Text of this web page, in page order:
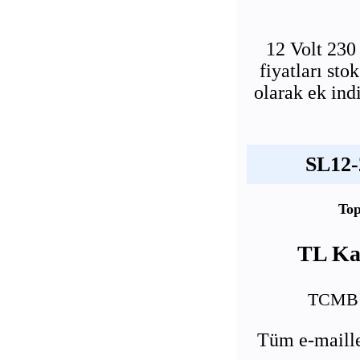
12 Volt
fiyatları
olarak ek
TL
TCMB
Tüm e-